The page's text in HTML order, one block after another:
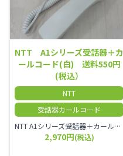
NTT A1シリーズ受話器＋カ
ールコード(白) 送料550円
(税込）
NTT
受話器カールコード
NTT A1シリーズ受話器＋カールコード セット／本商品は中古品となります。 写真では分かりにくいキズ・汚れなどの使用感があります。 経年変化で日焼けの色味が強くなる場合がございます。 予めご理解・ご了承頂きますようお願いいたします。
2,970円(税込)